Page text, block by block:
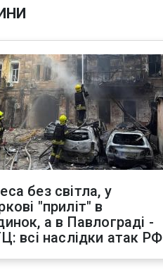
без світла, у
"приліт" в
а в Павлограді -
всі наслідки атак РФ